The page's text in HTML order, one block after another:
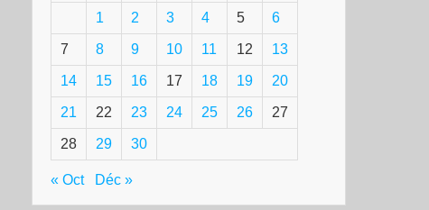
1 2 3 4 5 6
7 8 9 10 11 12 13
14 15 16 17 18 19 20
21 22 23 24 25 26 27
28 29 30
« Oct Déc »